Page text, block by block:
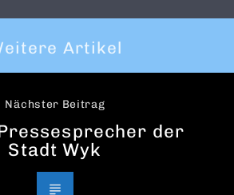
Artikel
Nächster Beitrag
der
Stadt Wyk